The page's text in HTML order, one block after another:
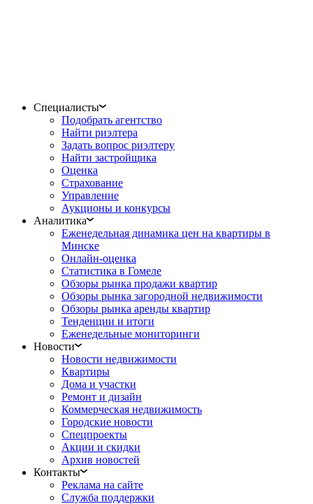
Специалисты
Подобрать агентство
Найти риэлтера
Задать вопрос риэлтеру
Найти застройщика
Оценка
Страхование
Управление
Аукционы и конкурсы
Аналитика
Еженедельная динамика цен на квартиры в
Минске
Онлайн-оценка
Статистика в Гомеле
Обзоры рынка продажи квартир
Обзоры рынка загородной недвижимости
Обзоры рынка аренды квартир
Тенденции и итоги
Еженедельные мониторинги
Новости
Новости недвижимости
Квартиры
Дома и участки
Ремонт и дизайн
Коммерческая недвижимость
Городские новости
Спецпроекты
Акции и скидки
Архив новостей
Контакты
Реклама на сайте
Служба поддержки